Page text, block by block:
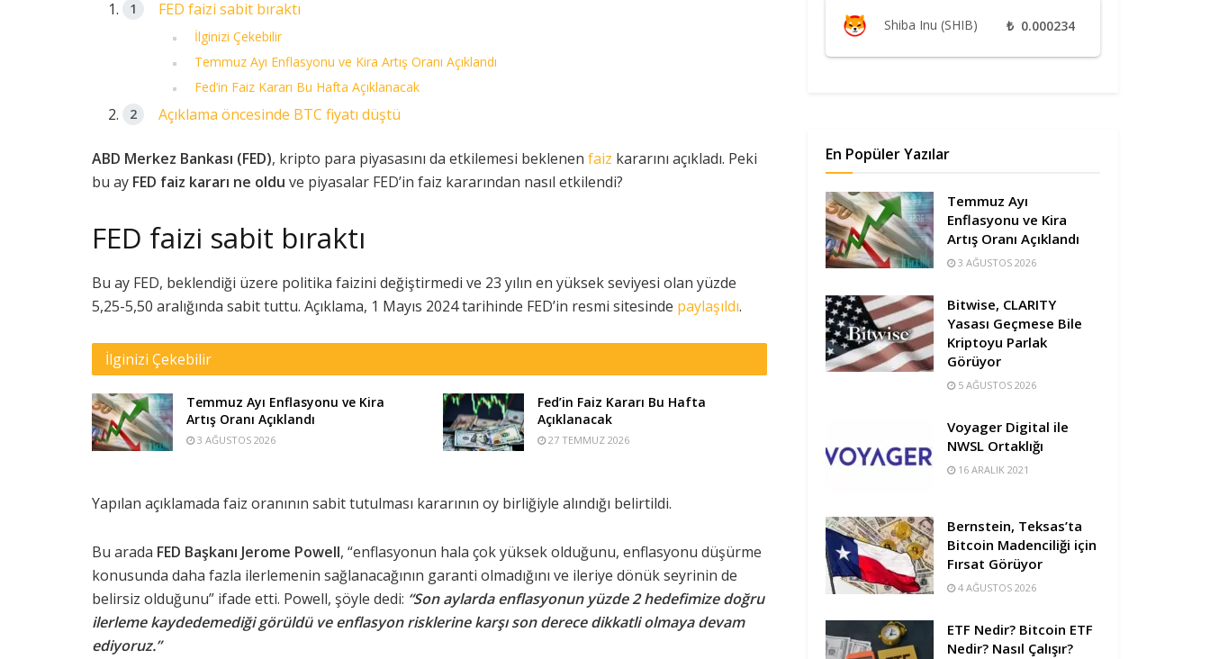
FED faizi sabit bıraktı
İlginizi Çekebilir
Temmuz Ayı Enflasyonu ve Kira Artış Oranı Açıklandı
Fed’in Faiz Kararı Bu Hafta Açıklanacak
Açıklama öncesinde BTC fiyatı düştü
ABD Merkez Bankası (FED), kripto para piyasasını da etkilemesi beklenen faiz kararını açıkladı. Peki
bu ay FED faiz kararı ne oldu ve piyasalar FED’in faiz kararından nasıl etkilendi?
FED faizi sabit bıraktı
Bu ay FED, beklendiği üzere politika faizini değiştirmedi ve 23 yılın en yüksek seviyesi olan yüzde
5,25-5,50 aralığında sabit tuttu. Açıklama, 1 Mayıs 2024 tarihinde FED’in resmi sitesinde paylaşıldı.
İlginizi Çekebilir
Temmuz Ayı Enflasyonu ve Kira
Artış Oranı Açıklandı
3 AĞUSTOS 2026
Fed’in Faiz Kararı Bu Hafta
Açıklanacak
27 TEMMUZ 2026
Yapılan açıklamada faiz oranının sabit tutulması kararının oy birliğiyle alındığı belirtildi.
Bu arada FED Başkanı Jerome Powell, “enflasyonun hala çok yüksek olduğunu, enflasyonu düşürme
konusunda daha fazla ilerlemenin sağlanacağının garanti olmadığını ve ileriye dönük seyrinin de
belirsiz olduğunu” ifade etti. Powell, şöyle dedi: “Son aylarda enflasyonun yüzde 2 hedefimize doğru
ilerleme kaydedemediği görüldü ve enflasyon risklerine karşı son derece dikkatli olmaya devam
ediyoruz.”
Shiba Inu (SHIB) ₺ 0.000234
En Popüler Yazılar
Temmuz Ayı
Enflasyonu ve Kira
Artış Oranı Açıklandı
3 AĞUSTOS 2026
Bitwise, CLARITY
Yasası Geçmese Bile
Kriptoyu Parlak
Görüyor
5 AĞUSTOS 2026
Voyager Digital ile
NWSL Ortaklığı
16 ARALIK 2021
Bernstein, Teksas’ta
Bitcoin Madenciliği için
Fırsat Görüyor
4 AĞUSTOS 2026
ETF Nedir? Bitcoin ETF
Nedir? Nasıl Çalışır?